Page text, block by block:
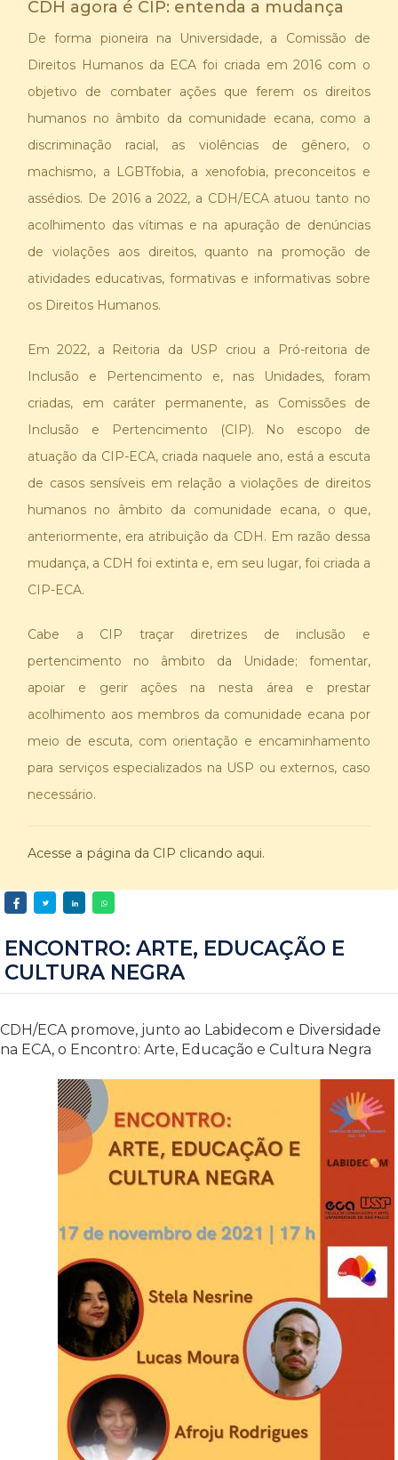
CDH agora é CIP: entenda a mudança
De forma pioneira na Universidade, a Comissão de
Direitos Humanos da ECA foi criada em 2016 com o
objetivo de combater ações que ferem os direitos
humanos no âmbito da comunidade ecana, como a
discriminação racial, as violências de gênero, o
machismo, a LGBTfobia, a xenofobia, preconceitos e
assédios. De 2016 a 2022, a CDH/ECA atuou tanto no
acolhimento das vítimas e na apuração de denúncias
de violações aos direitos, quanto na promoção de
atividades educativas, formativas e informativas sobre
os Direitos Humanos.
Em 2022, a Reitoria da USP criou a Pró-reitoria de
Inclusão e Pertencimento e, nas Unidades, foram
criadas, em caráter permanente, as Comissões de
Inclusão e Pertencimento (CIP). No escopo de
atuação da CIP-ECA, criada naquele ano, está a escuta
de casos sensíveis em relação a violações de direitos
humanos no âmbito da comunidade ecana, o que,
anteriormente, era atribuição da CDH. Em razão dessa
mudança, a CDH foi extinta e, em seu lugar, foi criada a
CIP-ECA.
Cabe a CIP traçar diretrizes de inclusão e
pertencimento no âmbito da Unidade; fomentar,
apoiar e gerir ações na nesta área e prestar
acolhimento aos membros da comunidade ecana por
meio de escuta, com orientação e encaminhamento
para serviços especializados na USP ou externos, caso
necessário.
Acesse a página da CIP clicando aqui.
ENCONTRO: ARTE, EDUCAÇÃO E
CULTURA NEGRA
CDH/ECA promove, junto ao Labidecom e Diversidade
na ECA, o Encontro: Arte, Educação e Cultura Negra